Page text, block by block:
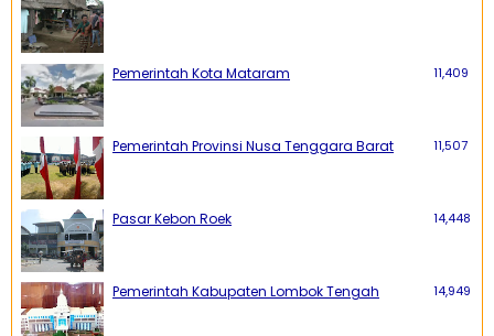
Pemerintah Kota Mataram 11,409
Pemerintah Provinsi Nusa Tenggara Barat 11,507
Pasar Kebon Roek 14,448
Pemerintah Kabupaten Lombok Tengah 14,949